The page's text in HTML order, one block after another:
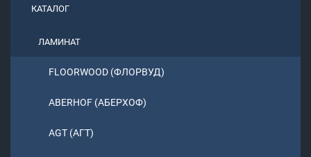
КАТАЛОГ
ЛАМИНАТ
FLOORWOOD (ФЛОРВУД)
ABERHOF (АБЕРХОФ)
AGT (АГТ)